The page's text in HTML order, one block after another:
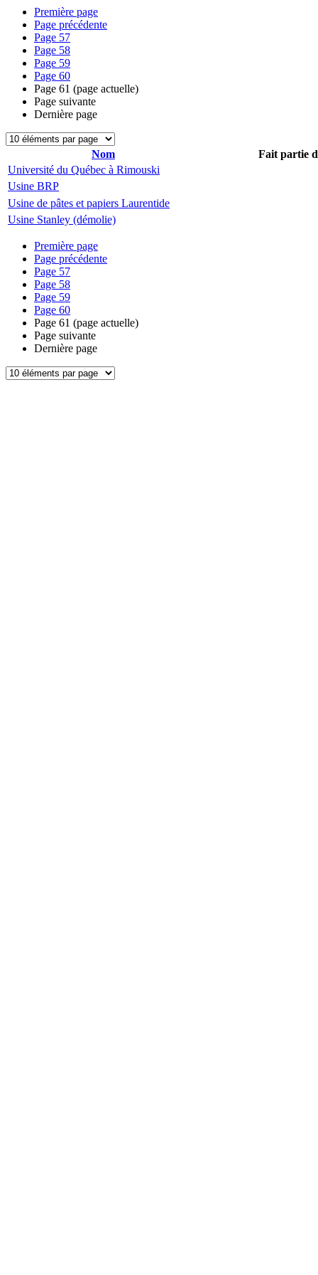
Première page
Page précédente
Page 57
Page 58
Page 59
Page 60
Page 61 (page actuelle)
Page suivante
Dernière page
Nom
Fait partie
Université du Québec à Rimouski
Usine BRP
Usine de pâtes et papiers Laurentide
Usine Stanley (démolie)
Première page
Page précédente
Page 57
Page 58
Page 59
Page 60
Page 61 (page actuelle)
Page suivante
Dernière page